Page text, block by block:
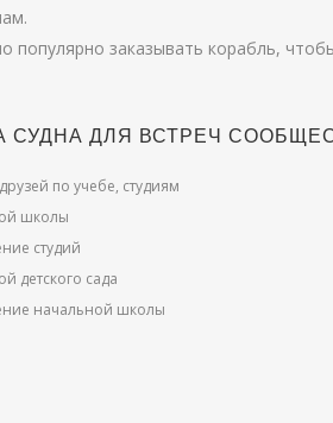
заказывать корабль,
СУДНА ДЛЯ ВСТРЕЧ
по учебе, студиям
школы
студий
детского сада
начальной школы